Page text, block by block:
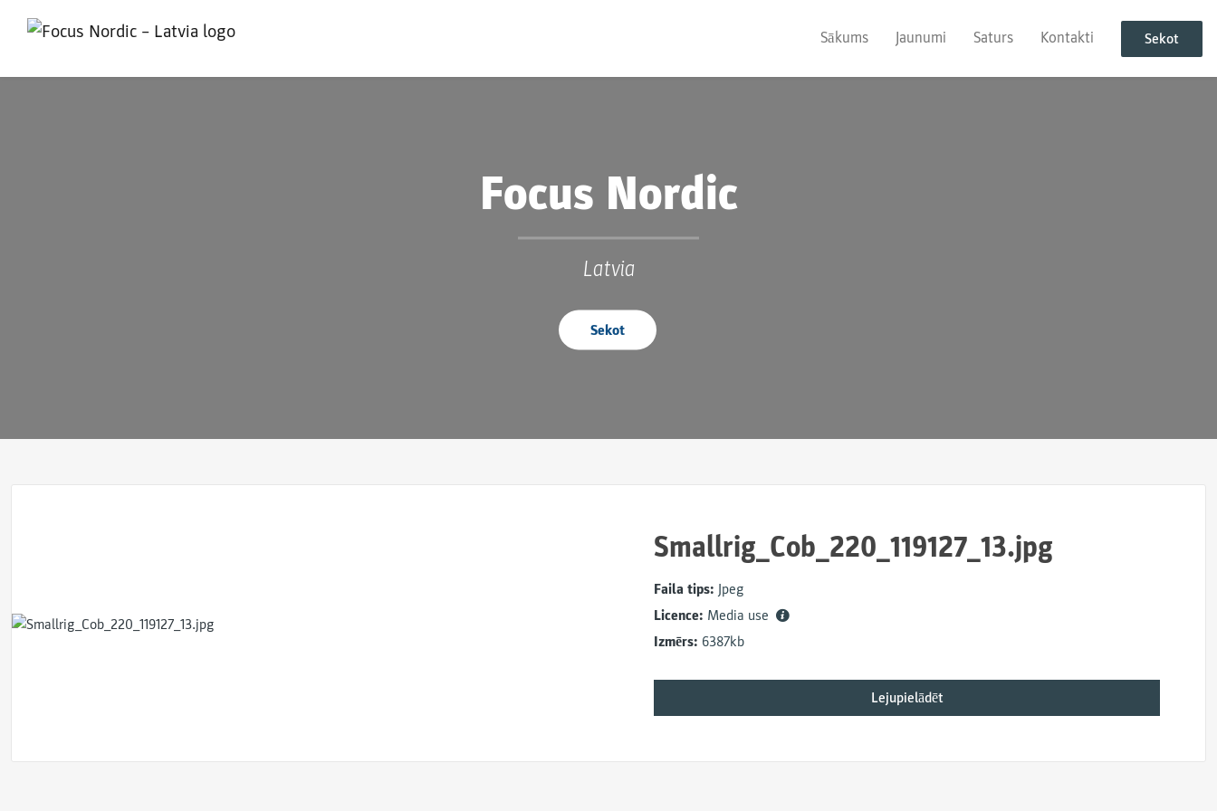
Sākums Jaunumi Saturs Kontakti Sekot
Focus Nordic
Latvia
Sekot
Smallrig_Cob_220_119127_13.jpg
Faila tips: Jpeg
Licence: Media use
Izmērs: 6387kb
Lejupielādēt